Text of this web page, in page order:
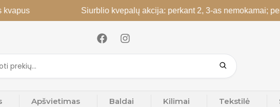
Siurblio kvepalų akcija: perkant 2, 3-as nemokamai; perkant 4,
Apšvietimas Baldai Kilimai Tekstilė